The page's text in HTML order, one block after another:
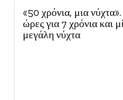
«50 χρόνια, μια
ώρες για 7 χρόνια και
μεγάλη νύχτα